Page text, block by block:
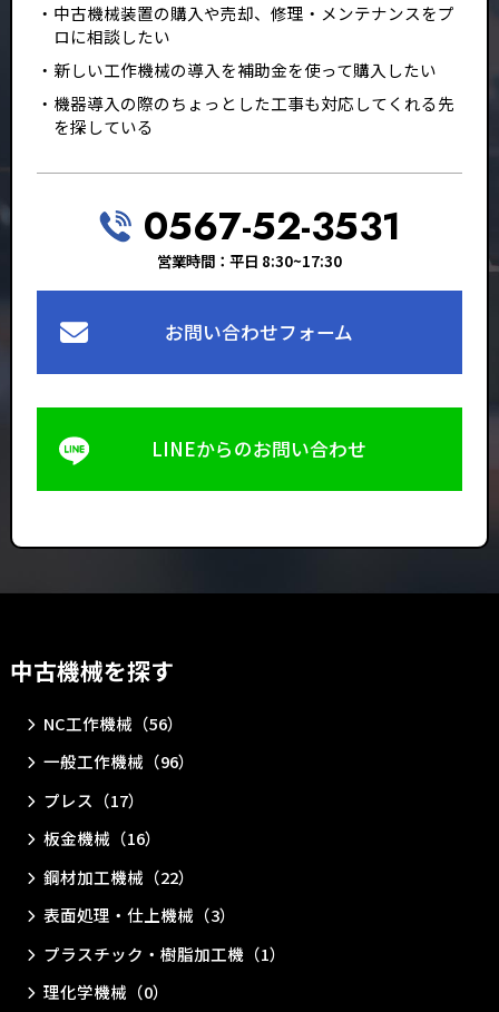
中古機械装置の購入や売却、修理・メンテナンスをプ
ロに相談したい
新しい工作機械の導入を補助金を使って購入したい
機器導入の際のちょっとした工事も対応してくれる先
を探している
0567-52-3531
営業時間：平日 8:30~17:30
お問い合わせフォーム
LINEからのお問い合わせ
中古機械を探す
NC工作機械（56）
一般工作機械（96）
プレス（17）
板金機械（16）
鋼材加工機械（22）
表面処理・仕上機械（3）
プラスチック・樹脂加工機（1）
理化学機械（0）